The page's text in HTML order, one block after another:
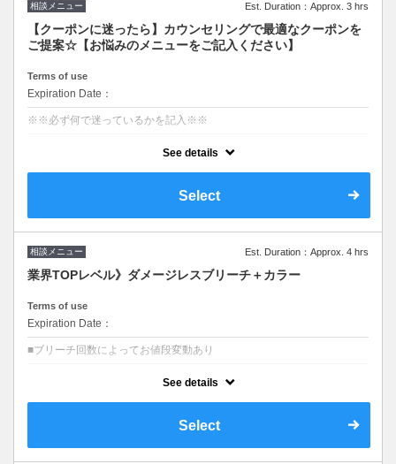
相談メニュー Est. Duration：Approx. 3 hrs
【クーポンに迷ったら】カウンセリングで最適なクーポンを
ご提案☆【お悩みのメニューをご記入ください】
Terms of use
Expiration Date：
※※必ず何で迷っているかを記入※※
ンをご案内させていただきます
〖必ずご確認ください〗
お客様情報入力画面の備考欄に、何で迷ってるかご記入下さい 。
See details
Select
相談メニュー Est. Duration：Approx. 4 hrs
業界TOPレベル》ダメージレスブリーチ＋カラー
Terms of use
Expiration Date：
■ブリーチ回数によってお値段変動あり
■独自のブリーチ技法によりダメージの少ないブリーチをお届け
■同業者美容師からも人気の技法
＃ハイトーン
See details
Select